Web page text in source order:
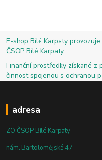
E-shop Bílé Karpaty
ČSOP Bílé Karpaty.
Finanční prostředky získané z
činnost spojenou s ochranou
adresa
ZO ČSOP Bílé Karpaty
nám. Bartolomějské 47